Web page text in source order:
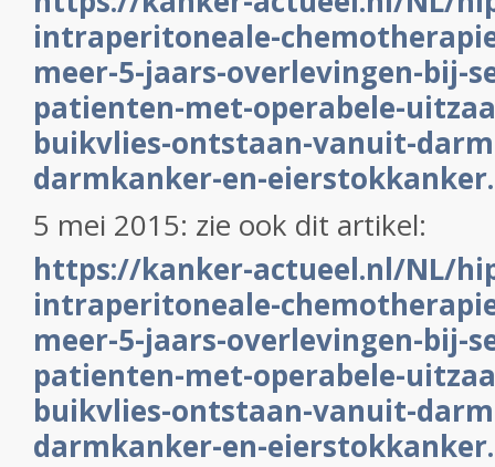
intraperitoneale-
meer-5-jaars-overlevingen-bij-
patienten-met-operabele-
buikvlies-ontstaan-vanuit-
darmkanker-en-
5 mei 2015: zie ook dit artikel:
https://kanker-actueel.nl/NL/
intraperitoneale-
meer-5-jaars-overlevingen-bij-
patienten-met-operabele-
buikvlies-ontstaan-vanuit-
darmkanker-en-